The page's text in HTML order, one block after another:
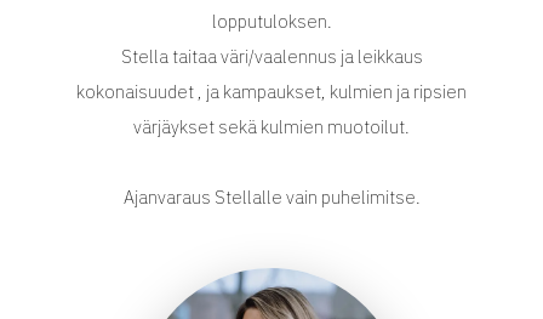
lopputuloksen.
Stella taitaa väri/vaalennus ja leikkaus
kokonaisuudet , ja kampaukset, kulmien ja ripsien
värjäykset sekä kulmien muotoilut.
Ajanvaraus Stellalle vain puhelimitse.